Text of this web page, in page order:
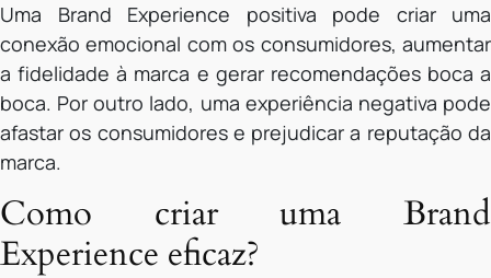
Uma Brand Experience positiva pode criar uma
conexão emocional com os consumidores, aumentar
a fidelidade à marca e gerar recomendações boca a
boca. Por outro lado, uma experiência negativa pode
afastar os consumidores e prejudicar a reputação da
marca.
Como criar uma Brand
Experience eficaz?